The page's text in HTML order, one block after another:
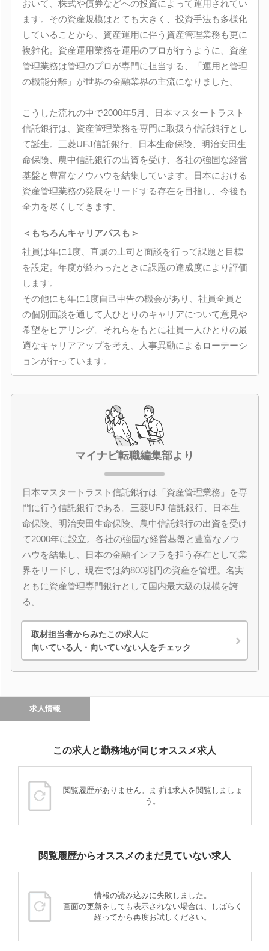
おいて、株式や債券などへの投資によって運用されてい
ます。その資産規模はとても大きく、投資手法も多様化
していることから、資産運用に伴う資産管理業務も更に
複雑化。資産運用業務を運用のプロが行うように、資産
管理業務は管理のプロが専門に担当する、「運用と管理
の機能分離」が世界の金融業界の主流になりました。
こうした流れの中で2000年5月、日本マスタートラスト
信託銀行は、資産管理業務を専門に取扱う信託銀行とし
て誕生。三菱UFJ信託銀行、日本生命保険、明治安田生
命保険、農中信託銀行の出資を受け、各社の強固な経営
基盤と豊富なノウハウを結集しています。日本における
資産管理業務の発展をリードする存在を目指し、今後も
全力を尽くしてきます。
＜もちろんキャリアパスも＞
社員は年に1度、直属の上司と面談を行って課題と目標
を設定。年度が終わったときに課題の達成度により評価
します。
その他にも年に1度自己申告の機会があり、社員全員と
の個別面談を通して人ひとりのキャリアについて意見や
希望をヒアリング。それらをもとに社員一人ひとりの最
適なキャリアアップを考え、人事異動によるローテーシ
ョンが行っています。
マイナビ転職編集部より
日本マスタートラスト信託銀行は「資産管理業務」を専
門に行う信託銀行である。三菱UFJ 信託銀行、日本生
命保険、明治安田生命保険、農中信託銀行の出資を受け
て2000年に設立。各社の強固な経営基盤と豊富なノウ
ハウを結集し、日本の金融インフラを担う存在として業
界をリードし、現在では約800兆円の資産を管理。名実
ともに資産管理専門銀行として国内最大級の規模を誇
る。
取材担当者からみたこの求人に
向いている人・向いていない人をチェック
求人情報
この求人と勤務地が同じオススメ求人
閲覧履歴がありません。まずは求人を閲覧しましょ
う。
閲覧履歴からオススメのまだ見ていない求人
情報の読み込みに失敗しました。
画面の更新をしても表示されない場合は、しばらく
経ってから再度お試しください。